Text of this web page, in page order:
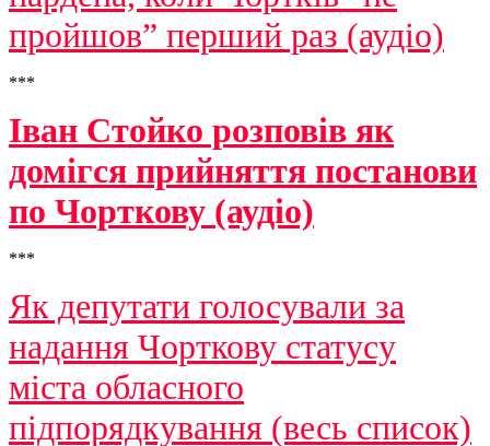
пройшов” перший раз (аудіо)
***
Іван Стойко розповів як
домігся прийняття постанови
по Чорткову (аудіо)
***
Як депутати голосували за
надання Чорткову статусу
міста обласного
підпорядкування (весь список)